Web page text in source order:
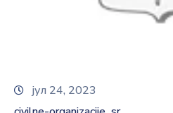
јул 24, 2023